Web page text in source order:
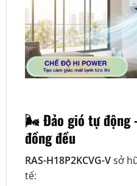
🌬️ Đảo gió tự động
đồng đều
RAS-H18P2KCVG-Vsở
tế: